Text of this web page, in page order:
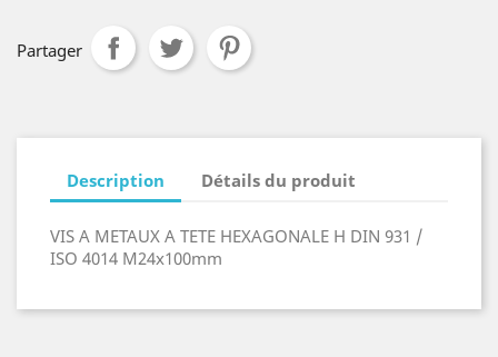
Partager
Description Détails du produit
VIS A METAUX A TETE HEXAGONALE H DIN 931 /
ISO 4014 M24x100mm